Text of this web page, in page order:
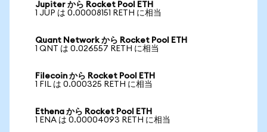
Jupiter から Rocket Pool ETH
1 JUP は 0.00008151 RETH に相当
Quant Network から Rocket Pool ETH
1 QNT は 0.026557 RETH に相当
Filecoin から Rocket Pool ETH
1 FIL は 0.000325 RETH に相当
Ethena から Rocket Pool ETH
1 ENA は 0.00004093 RETH に相当